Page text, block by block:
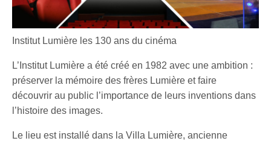
Institut Lumière les 130 ans du cinéma
L’Institut Lumière a été créé en 1982 avec une ambition :
préserver la mémoire des frères Lumière et faire
découvrir au public l’importance de leurs inventions dans
l’histoire des images.
Le lieu est installé dans la Villa Lumière, ancienne